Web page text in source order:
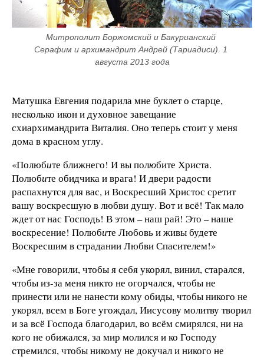
Митрополит Боржомский и Бакурианский
Серафим и архимандрит Андрей (Тариадиси). 1
августа 2013 года
Матушка Евгения подарила мне буклет о старце,
несколько икон и духовное завещание
схиархимандрита Виталия. Оно теперь стоит у меня
дома в красном углу.
«Полюбите ближнего! И вы полюбите Христа.
Полюбите обидчика и врага! И двери радости
распахнутся для вас, и Воскресший Христос сретит
вашу воскресшую в любви душу. Вот и всё! Так мало
ждет от нас Господь! В этом – наш рай! Это – наше
воскресение! Полюбите Любовь и живы будете
Воскресшим в страдании Любви Спасителем!»
«Мне говорили, чтобы я себя укорял, винил, старался,
чтобы из-за меня никто не огорчался, чтобы не
принести или не нанести кому обиды, чтобы никого не
укорял, всем в Боге угождал, Иисусову молитву творил
и за всё Господа благодарил, во всём смирялся, ни на
кого не обижался, за мир молился и ко Господу
стремился, чтобы никому не докучал и никого не